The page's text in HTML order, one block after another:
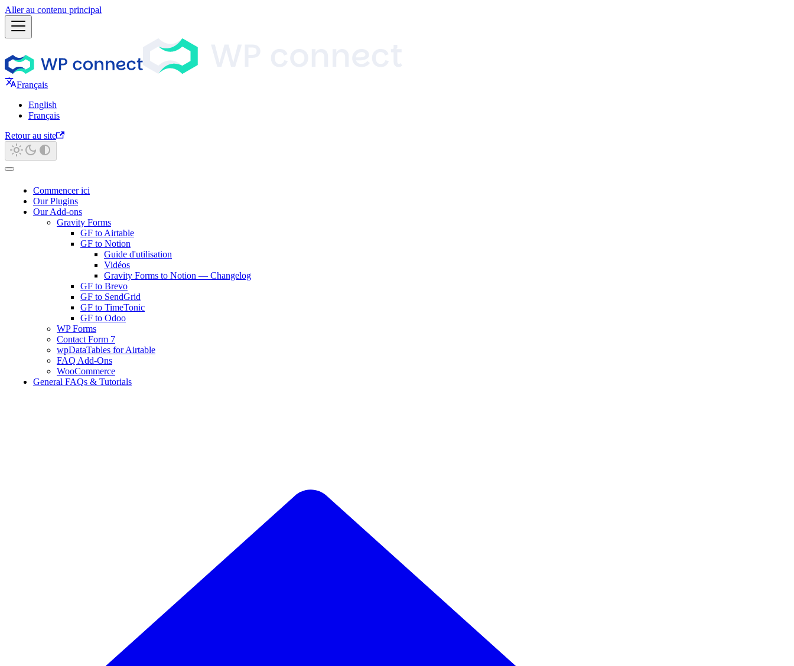
Aller au contenu principal
Français
English
Français
Retour au site
Commencer ici
Our Plugins
Our Add-ons
Gravity Forms
GF to Airtable
GF to Notion
Guide d'utilisation
Vidéos
Gravity Forms to Notion — Changelog
GF to Brevo
GF to SendGrid
GF to TimeTonic
GF to Odoo
WP Forms
Contact Form 7
wpDataTables for Airtable
FAQ Add-Ons
WooCommerce
General FAQs & Tutorials